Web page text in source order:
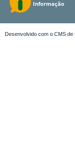
Desenvolvido com o CMS de